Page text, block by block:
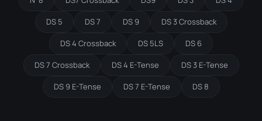
DS 5 DS 7 DS 9 DS 3 Crossback
DS 4 Crossback DS 5LS DS 6
DS 7 Crossback DS 4 E-Tense DS 3 E-Tense
DS 9 E-Tense DS 7 E-Tense DS 8